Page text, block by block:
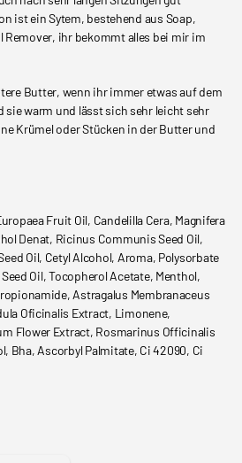
ist ein Sytem, bestehend aus Soap,
Remover, ihr bekommt alles bei mir im
Butter, wenn ihr immer etwas auf dem
sie warm und lässt sich sehr leicht sehr
Krümel oder Stücken in der Butter und
Fruit Oil, Candelilla Cera, Magnifera
Denat, Ricinus Communis Seed Oil,
Oil, Cetyl Alcohol, Aroma, Polysorbate
Oil, Tocopherol Acetate, Menthol,
Astragalus Membranaceus
Oficinalis Extract, Limonene,
Flower Extract, Rosmarinus Officinalis
Bha, Ascorbyl Palmitate, Ci 42090, Ci